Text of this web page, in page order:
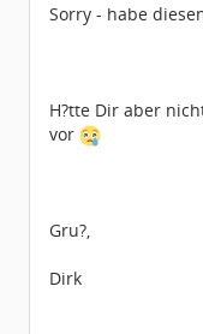
Sorry - habe
H?tte Dir aber
vor
Gru?,
Dirk